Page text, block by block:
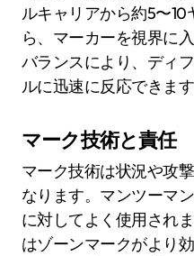
ルキャリアから約5〜
ら、マーカーを視界に
バランスにより、ディ
ルに迅速に反応できます
マーク技術と責任
マーク技術は状況や攻
なります。マンツーマ
に対してよく使用され
はゾーンマークがより